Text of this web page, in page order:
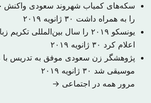
سکه‌های کمیاب شهروند سعودی واکنش
را به همراه داشت ۳۰ ژانویه ۲۰۱۹
یونسکو ۲۰۱۹ را سال بین‌المللی
اعلام کرد ۳۰ ژانویه ۲۰۱۹
​پژوهشگر زن سعودی موفق به تدریس با
موسیقی شد ۳۰ ژانویه ۲۰۱۹
مرور همه در اجتماعی →